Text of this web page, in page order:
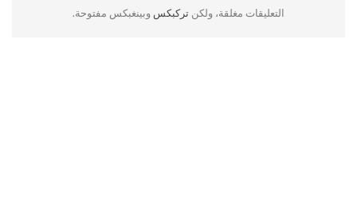
التعليقات مغلقة، ولكن تركبكس وبينغبكس مفتوحة.